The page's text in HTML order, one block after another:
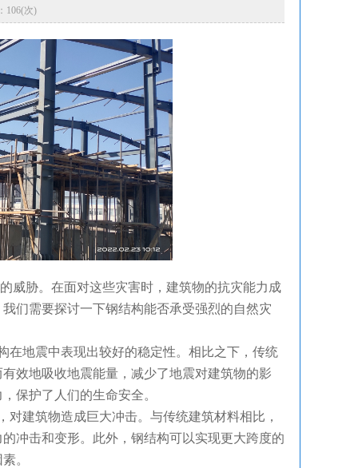
106(次)
胁。在面对这些灾害时，建筑物的抗灾能力成
们需要探讨一下钢结构能否承受强烈的自然灾
地震中表现出较好的稳定性。相比之下，传统
效地吸收地震能量，减少了地震对建筑物的影
保护了人们的生命安全。
建筑物造成巨大冲击。与传统建筑材料相比，
冲击和变形。此外，钢结构可以实现更大跨度的
。